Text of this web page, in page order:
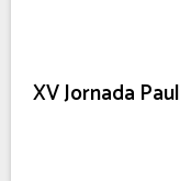
XV Jornada